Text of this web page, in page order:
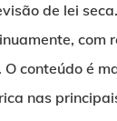
de lei
com
conteúdo é
nas